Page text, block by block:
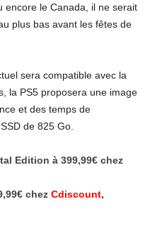
encore le Canada, il ne serait
plus bas avant les fêtes de
sera compatible avec la
la PS5 proposera une image
et des temps de
de 825 Go.
Edition à 399,99€ chez
chez Cdiscount,